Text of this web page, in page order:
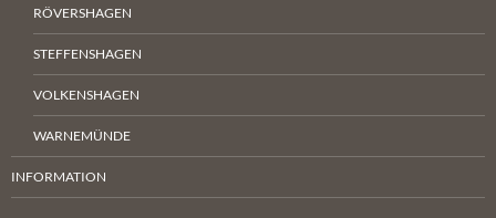
RÖVERSHAGEN
STEFFENSHAGEN
VOLKENSHAGEN
WARNEMÜNDE
INFORMATION